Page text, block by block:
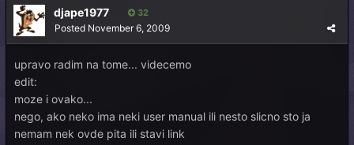
djape1977 32
Posted November 6, 2009
upravo radim na tome... videcemo
edit:
moze i ovako...
nego, ako neko ima neki user manual ili nesto slicno sto ja
nemam nek ovde pita ili stavi link